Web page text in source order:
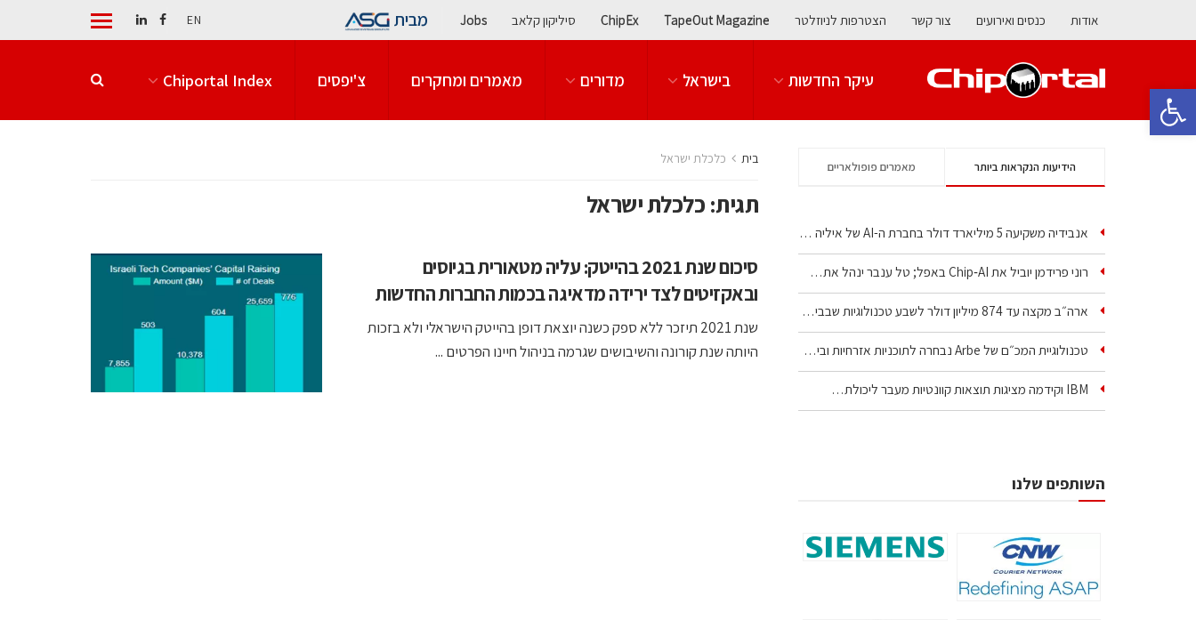
פתח סרגל נגישות
אודות כנסים ואירועים צור קשר הצטרפות לניוזלטר TapeOut Magazine
ChipEx סיליקון קלאב Jobs מבית EN
עיקר החדשות בישראל מדורים מאמרים ומחקרים צ'יפסים Chiportal Index
בית כלכלת ישראל
תגית: כלכלת ישראל
סיכום שנת 2021 בהייטק: עליה מטאורית בגיוסים
ובאקזיטים לצד ירידה מדאיגה בכמות החברות החדשות
שנת 2021 תיזכר ללא ספק כשנה יוצאת דופן בהייטק הישראלי ולא בזכות
היותה שנת קורונה והשיבושים שגרמה בניהול חיינו הפרטים ...
הידיעות הנקראות ביותר מאמרים פופולאריים
אנבידיה משקיעה 5 מיליארד דולר בחברת ה-AI של איליה סוצקבר
רוני פרידמן יוביל את Chip‑AI באפל; טל ענבר ינהל את…
ארה״ב מקצה עד 874 מיליון דולר לשבע טכנולוגיות שבבים…
טכנולוגיית המכ״ם של Arbe נבחרה לתוכניות אזרחיות וביטחוניות
IBM וקידמה מציגות תוצאות קוונטיות מעבר ליכולת…
השותפים שלנו